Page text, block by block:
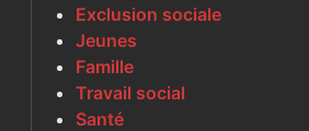
Exclusion sociale
Jeunes
Famille
Travail social
Santé